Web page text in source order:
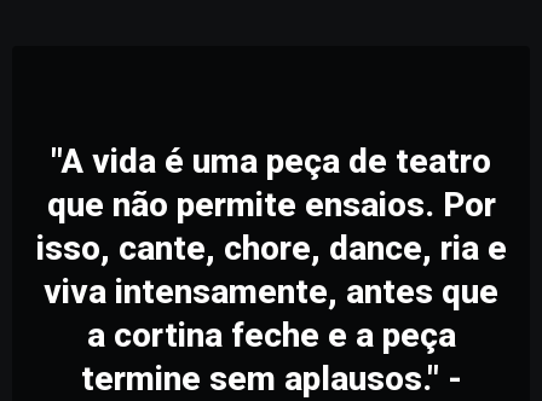
"A vida é uma peça de teatro
que não permite ensaios. Por
isso, cante, chore, dance, ria e
viva intensamente, antes que
a cortina feche e a peça
termine sem aplausos." -